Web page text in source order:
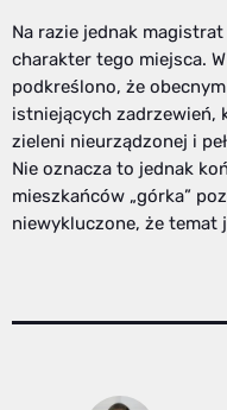
Na razie jednak
charakter tego miejsca.
podkreślono, że
istniejących zadrzewień,
zieleni nieurządzonej i
Nie oznacza to jednak
mieszkańców „górka”
niewykluczone, że temat